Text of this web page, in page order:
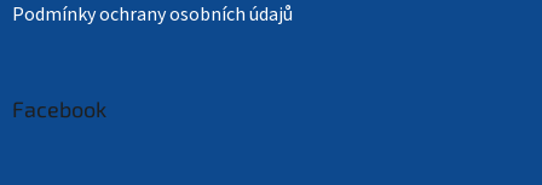
Podmínky ochrany osobních údajů
Facebook